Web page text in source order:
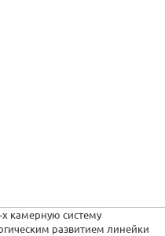
х камерную систему
развитием линейки